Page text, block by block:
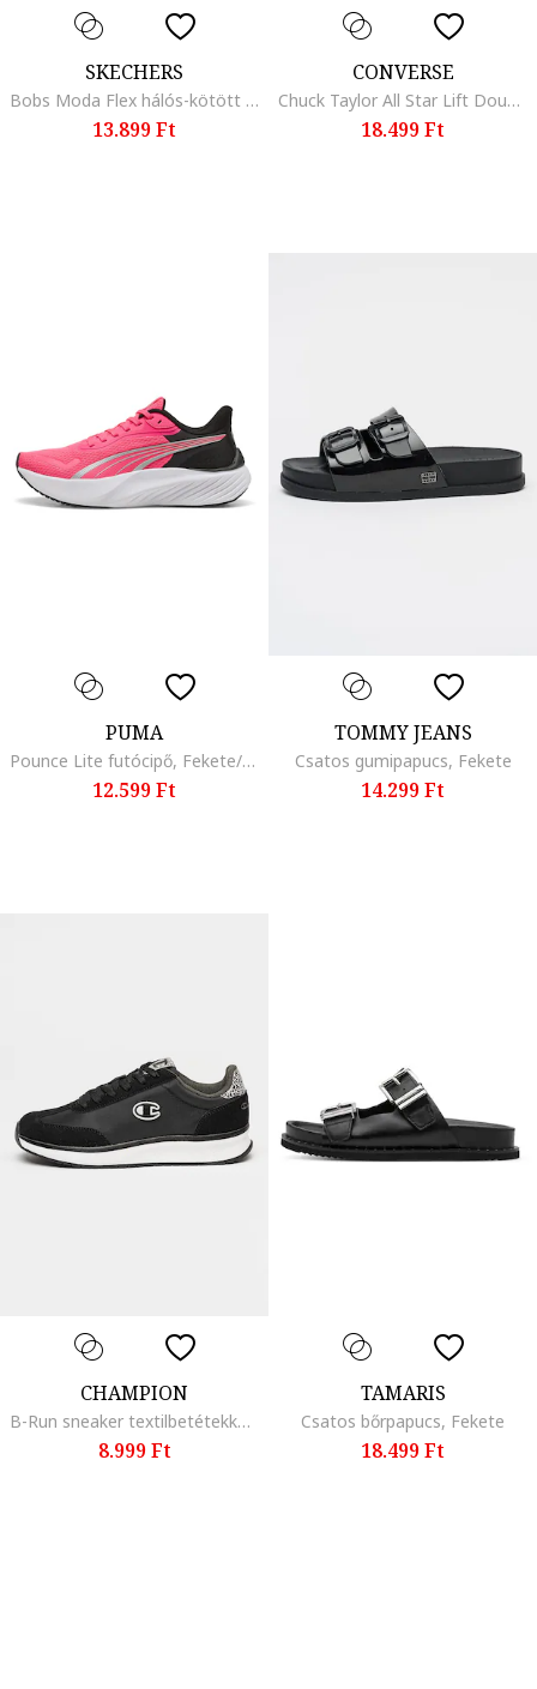
SKECHERS
Bobs Moda Flex hálós-kötött sneaker, Világosszürke/Törtfehér
13.899 Ft
CONVERSE
Chuck Taylor All Star Lift Double Stack megerősített orrú cipő, Fehér
18.499 Ft
PUMA
Pounce Lite futócipő, Fekete/Rózsaszín
12.599 Ft
TOMMY JEANS
Csatos gumipapucs, Fekete
14.299 Ft
CHAMPION
B-Run sneaker textilbetétekkel, Fekete
8.999 Ft
TAMARIS
Csatos bőrpapucs, Fekete
18.499 Ft